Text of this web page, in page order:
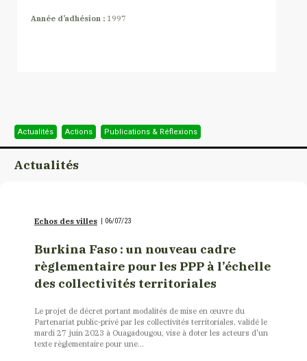
Année d’adhésion : 1997
Actualités Actions Publications & Réflexions
Actualités
Echos des villes 06/07/23
Burkina Faso : un nouveau cadre
règlementaire pour les PPP à l’échelle
des collectivités territoriales
Le projet de décret portant modalités de mise en œuvre du
Partenariat public-privé par les collectivités territoriales, validé le
mardi 27 juin 2023 à Ouagadougou, vise à doter les acteurs d'un
texte règlementaire pour une...